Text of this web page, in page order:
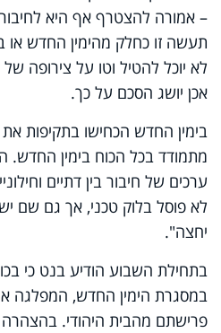
– אמורה להצטרף אף היא
תעשה זו כחלק מהימין החדש או
לא יוכל להטיל וטו על צירופה
אכן יושג הסכם על כך.
בימין החדש הכחישו בתקיפות את
מתמודד בכל הכוח בימין החדש.
ערכים של חיבור בין דתיים
לא פוסל בלוק טכני, אך גם שם
יחצה".
בתחילת השבוע הודיע בנט כי
במסגרת הימין החדש, המפלגה
פרישתם מהבית היהודי.